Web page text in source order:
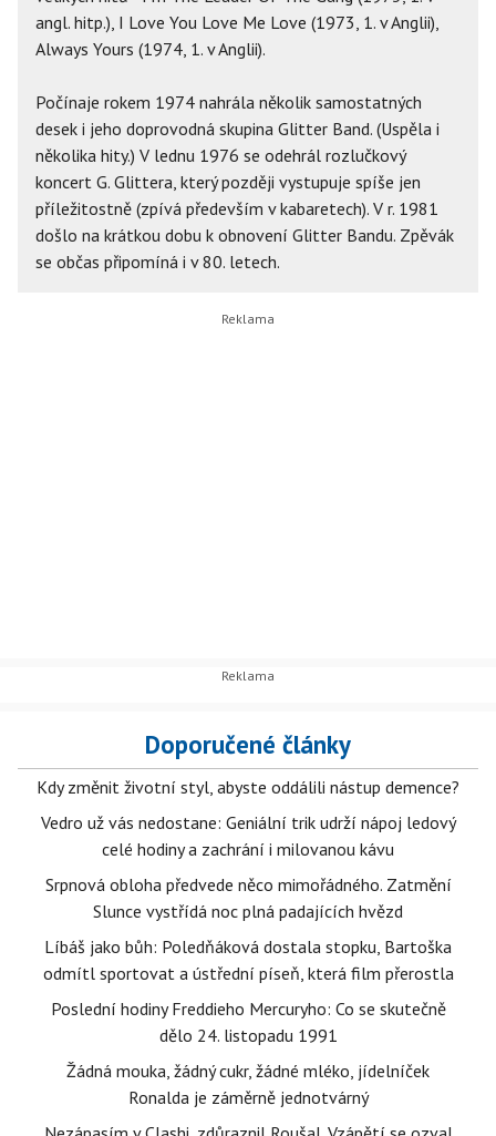
angl. hitp.), I Love You Love Me Love (1973, 1. v Anglii),
Always Yours (1974, 1. v Anglii).
Počínaje rokem 1974 nahrála několik samostatných
desek i jeho doprovodná skupina Glitter Band. (Uspěla i
několika hity.) V lednu 1976 se odehrál rozlučkový
koncert G. Glittera, který později vystupuje spíše jen
příležitostně (zpívá především v kabaretech). V r. 1981
došlo na krátkou dobu k obnovení Glitter Bandu. Zpěvák
se občas připomíná i v 80. letech.
Doporučené články
Kdy změnit životní styl, abyste oddálili nástup demence?
Vedro už vás nedostane: Geniální trik udrží nápoj ledový
celé hodiny a zachrání i milovanou kávu
Srpnová obloha předvede něco mimořádného. Zatmění
Slunce vystřídá noc plná padajících hvězd
Líbáš jako bůh: Poledňáková dostala stopku, Bartoška
odmítl sportovat a ústřední píseň, která film přerostla
Poslední hodiny Freddieho Mercuryho: Co se skutečně
dělo 24. listopadu 1991
Žádná mouka, žádný cukr, žádné mléko, jídelníček
Ronalda je záměrně jednotvárný